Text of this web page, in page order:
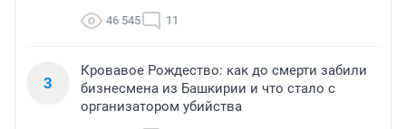
46 545 11
3
Кровавое Рождество: как до смерти забили
бизнесмена из Башкирии и что стало с
организатором убийства